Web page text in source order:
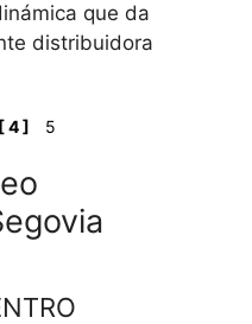
que da
distribuidora
[ 4 ] 5